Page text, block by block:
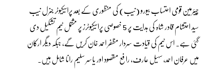
چیئرمین قومی احتساب بیورو (نیب) کی منظوری کے بعد پراسیکیوٹر جنرل نیب
سید احتشام قادر شاہ کی ہدایت پر 5 خصوصی پراسیکیوٹرز پر مشتمل ٹیم تشکیل دی
گئی ہے۔ اس ٹیم کی قیادت سردار مظفر احمد خان کریں گے، جبکہ دیگر ارکان
میں عرفان احمد، سہیل عارف، رافع مقصود اور یاسر سلیم رانا شامل ہیں۔